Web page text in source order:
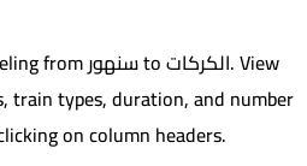
fromسنهورtoالكركات.View
train types, duration, and number
on column headers.